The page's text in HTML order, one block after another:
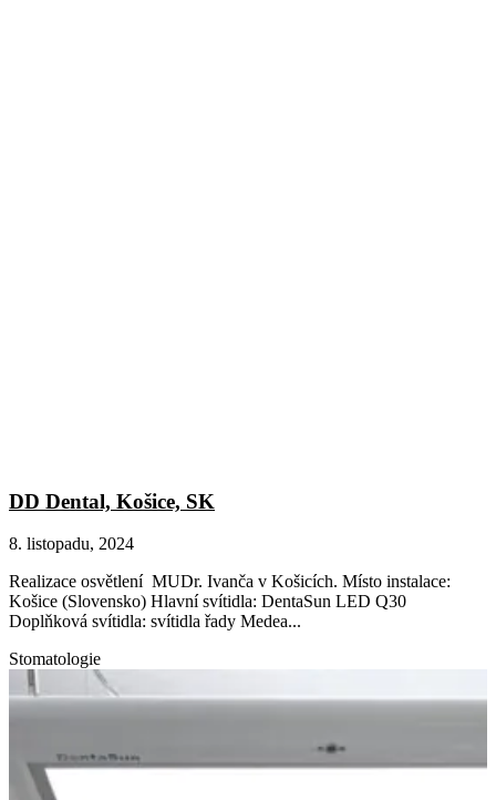
DD Dental, Košice, SK
8. listopadu, 2024
Realizace osvětlení MUDr. Ivanča v Košicích. Místo instalace:
Košice (Slovensko) Hlavní svítidla: DentaSun LED Q30
Doplňková svítidla: svítidla řady Medea...
Stomatologie